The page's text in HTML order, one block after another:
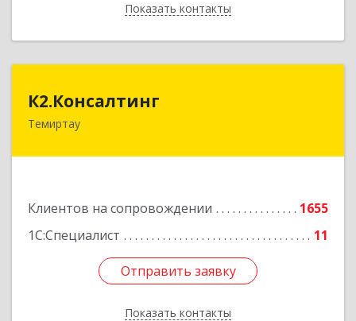
Показать контакты
Назад
К2.Консалтинг
Темиртау
Клиентов на сопровождении
1655
1С:Специалист
11
Отправить заявку
Показать контакты
Республика Казахстан, г.Темиртау, 7мкр, дом 9,
Отправить заявку
Назад